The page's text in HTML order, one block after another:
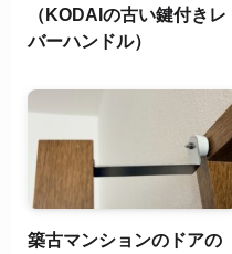
（KODAIの古い鍵付きレ
バーハンドル）
築古マンションのドアの